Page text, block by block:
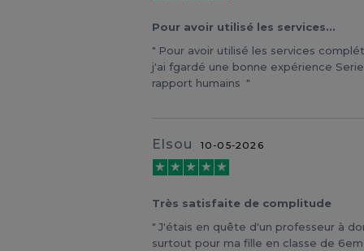
Pour avoir utilisé les services…
Pour avoir utilisé les services
j'ai fgardé une bonne expérience
rapport humains
Elsou 10-05-2026
Très satisfaite de complitude
J'étais en quête d'un professeur à
surtout pour ma fille en classe de